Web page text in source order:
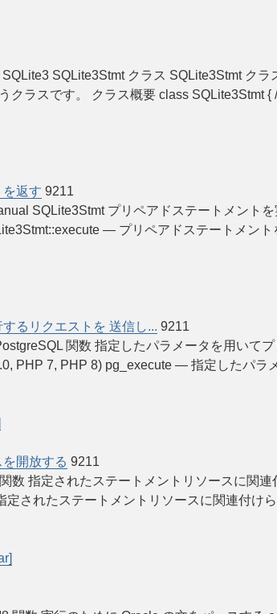
SQLite3Stmt クラス SQLite3Stmt ク
ラスです。 クラス概要 class SQLite3Stmt
返す 9211
SQLite3Stmt プリペアドステートメント
— プリペアドステートメン
るリクエストを 送信し... 9211
関数 指定したパラメータを用いて
PHP 7, PHP 8) pg_execute — 指定したパラ
開放する 9211
数 指定されたステートメントリソースに関
されたステートメントリソースに関連付け